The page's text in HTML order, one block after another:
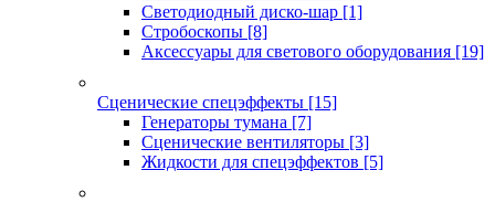
Светодиодный диско-шар [1]
Стробоскопы [8]
Аксессуары для светового оборудования [19]
Сценические спецэффекты [15]
Генераторы тумана [7]
Сценические вентиляторы [3]
Жидкости для спецэффектов [5]